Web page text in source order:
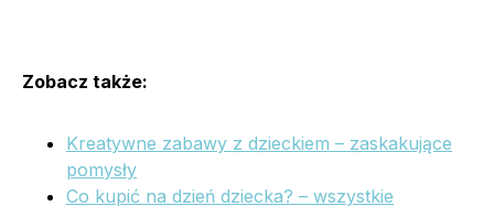
Zobacz także:
Kreatywne zabawy z dzieckiem – zaskakujące
pomysły
Co kupić na dzień dziecka? – wszystkie